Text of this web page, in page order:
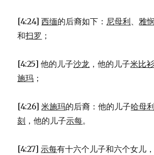
[4:24]西缅的后裔如下： 尼母利、雅悯
和扫罗 ；
[4:25] 他的儿子沙龙 ，他的儿子米比衫
施玛 ；
[4:26]米施玛的后裔：他的儿子哈母利
刻 ，他的儿子示每。
[4:27]示每有十六个儿子和六个女儿